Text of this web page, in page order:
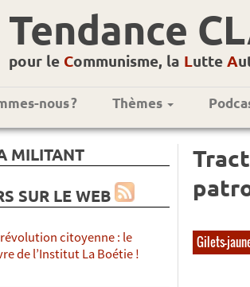
Tendance
pour le Communisme, la Lutte A
nous ? Thèmes
MILITANT
SUR LE WEB
révolution citoyenne : le
de l’Institut La Boétie !
Gilets-